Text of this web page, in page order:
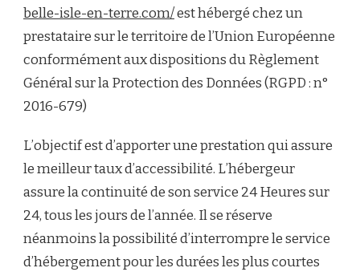
belle-isle-en-terre.com/est hébergé chez un
prestataire sur le territoire de l’Union Européenne
conformément aux dispositions du Règlement
Général sur la Protection des Données (RGPD : n°
2016-679)
L’objectif est d’apporter une prestation qui assure
le meilleur taux d’accessibilité. L’hébergeur
assure la continuité de son service 24 Heures sur
24, tous les jours de l’année. Il se réserve
néanmoins la possibilité d’interrompre le service
d’hébergement pour les durées les plus courtes